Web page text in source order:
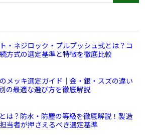
・ネジロック・プルプッシュ式とは？コ
方式の選定基準と特徴を徹底比較
メッキ選定ガイド｜金・銀・スズの違い
の最適な選び方を徹底解説
は？防水・防塵の等級を徹底解説！製造
当者が押さえるべき選定基準